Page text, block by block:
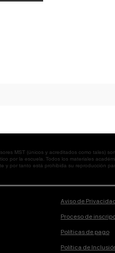
MST (únicos y acreditados como tales)
por la escuela. Todos los materiales
y por tanto está prohibida su reproducción
Aviso de
Proceso de
Políticas de pago
Política de